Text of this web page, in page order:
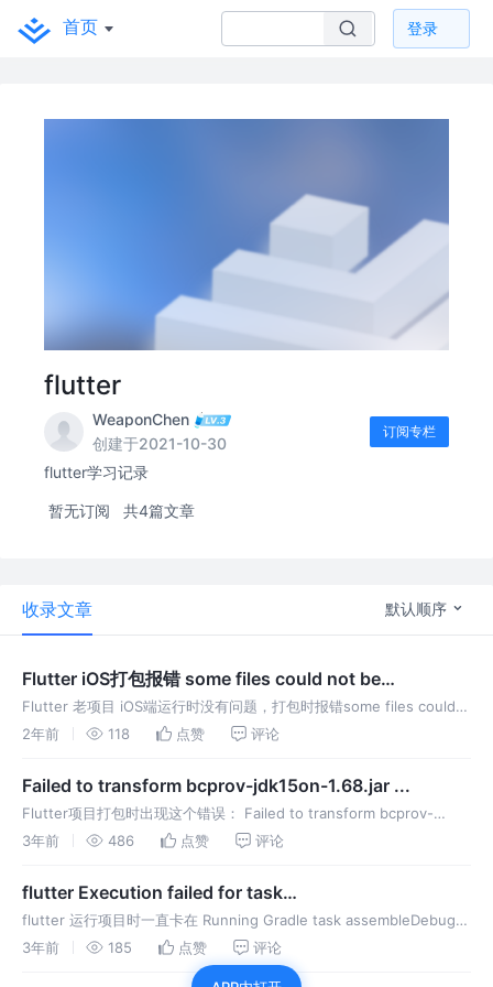
首页 登录
flutter
WeaponChen
创建于2021-10-30
订阅专栏
flutter学习记录
暂无订阅 共4篇文章
收录文章 默认顺序
Flutter iOS打包报错 some files could not be
transferred (code 23）
Flutter 老项目 iOS端运行时没有问题，打包时报错some files could
not be transferred (code 23），详细报错看下面截图： 可以尝试在
2年前 118 点赞 评论
Failed to transform bcprov-jdk15on-1.68.jar ...
Flutter项目打包时出现这个错误： Failed to transform bcprov-
jdk15on-1.68.jar (org.bouncycastle:bcprov-jdk15on:1.6
3年前 486 点赞 评论
flutter Execution failed for task
':app:packageStageDebug'.
flutter 运行项目时一直卡在 Running Gradle task assembleDebug
经过一段长时间编译后报错 解决方案： 终端输入 flutter clean, 然后重
3年前 185 点赞 评论